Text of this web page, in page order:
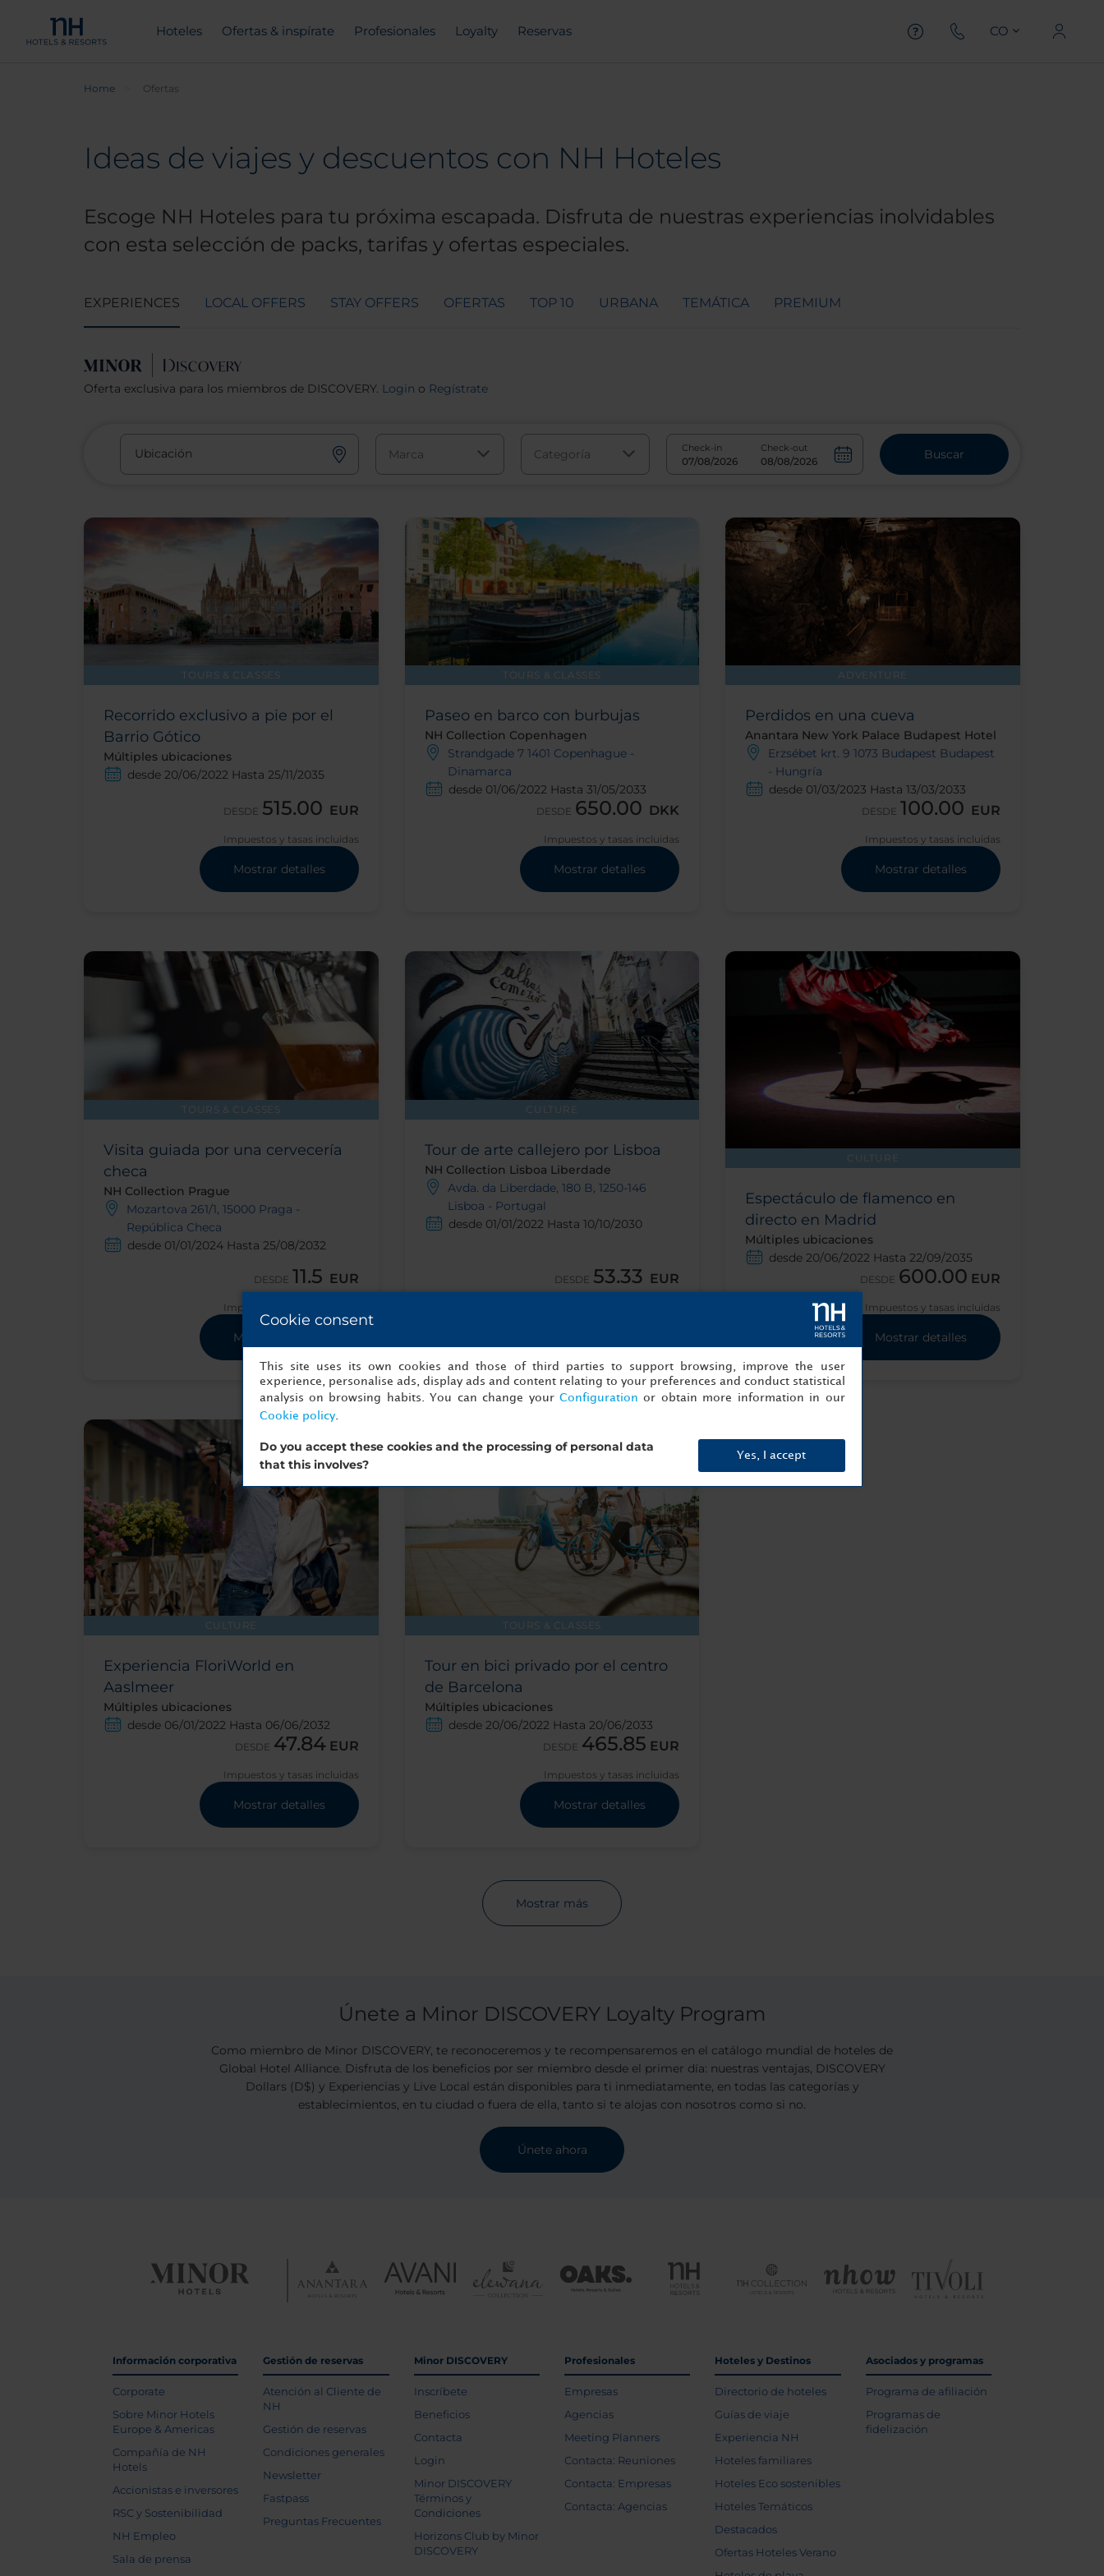
Hoteles Ofertas & inspírate Profesionales Loyalty Reservas CO
Home Ofertas
Ideas de viajes y descuentos con NH Hoteles
Escoge NH Hoteles para tu próxima escapada. Disfruta de nuestras experiencias inolvidables
con esta selección de packs, tarifas y ofertas especiales.
EXPERIENCES LOCAL OFFERS STAY OFFERS OFERTAS TOP 10 URBANA TEMÁTICA PREMIUM
Oferta exclusiva para los miembros de DISCOVERY. Login o Regístrate
Ubicación Marca Categoría Check-in Check-out Buscar
TOURS & CLASSES
Recorrido exclusivo a pie por el
Barrio Gótico
Múltiples ubicaciones
desde 20/06/2022 Hasta 25/11/2035
DESDE 515.00 EUR
Impuestos y tasas incluidas
Mostrar detalles
TOURS & CLASSES
Paseo en barco con burbujas
NH Collection Copenhagen
Strandgade 7 1401 Copenhague -
Dinamarca
desde 01/06/2022 Hasta 31/05/2033
DESDE 650.00 DKK
Impuestos y tasas incluidas
Mostrar detalles
ADVENTURE
Perdidos en una cueva
Anantara New York Palace Budapest Hotel
Erzsébet krt. 9 1073 Budapest Budapest
- Hungría
desde 01/03/2023 Hasta 13/03/2033
DESDE 100.00 EUR
Impuestos y tasas incluidas
Mostrar detalles
TOURS & CLASSES
Visita guiada por una cervecería
checa
NH Collection Prague
Mozartova 261/1, 15000 Praga -
República Checa
desde 01/01/2024 Hasta 25/08/2032
DESDE 11.5 EUR
Impuestos y tasas incluidas
Mostrar detalles
CULTURE
Tour de arte callejero por Lisboa
NH Collection Lisboa Liberdade
Avda. da Liberdade, 180 B, 1250-146
Lisboa - Portugal
desde 01/01/2022 Hasta 10/10/2030
DESDE 53.33 EUR
CULTURE
Espectáculo de flamenco en
directo en Madrid
Múltiples ubicaciones
desde 20/06/2022 Hasta 22/09/2035
DESDE 600.00 EUR
Impuestos y tasas incluidas
Mostrar detalles
CULTURE
Experiencia FloriWorld en
Aaslmeer
Múltiples ubicaciones
desde 06/01/2022 Hasta 06/06/2032
DESDE 47.84 EUR
Impuestos y tasas incluidas
Mostrar detalles
TOURS & CLASSES
Tour en bici privado por el centro
de Barcelona
Múltiples ubicaciones
desde 20/06/2022 Hasta 20/06/2033
DESDE 465.85 EUR
Impuestos y tasas incluidas
Mostrar detalles
Mostrar más
Únete a Minor DISCOVERY Loyalty Program
Como miembro de Minor DISCOVERY, te reconoceremos y te recompensaremos en el catálogo mundial de hoteles de
Global Hotel Alliance. Disfruta de los beneficios por ser miembro desde el primer día: nuestras ventajas, DISCOVERY
Dollars (D$) y Experiencias y Live Local están disponibles para ti inmediatamente, en todas las categorías y
establecimientos, en tu ciudad o fuera de ella, tanto si te alojas con nosotros como si no.
Únete ahora
Información corporativa
Corporate
Sobre Minor Hotels
Europe & Americas
Compañía de NH
Hotels
Accionistas e inversores
RSC y Sostenibilidad
NH Empleo
Sala de prensa
Gestión de reservas
Atención al Cliente de
NH
Gestión de reservas
Condiciones generales
Newsletter
Fastpass
Preguntas Frecuentes
Minor DISCOVERY
Inscríbete
Beneficios
Contacta
Login
Minor DISCOVERY
Términos y
Condiciones
Horizons Club by Minor
DISCOVERY
Profesionales
Empresas
Agencias
Meeting Planners
Contacta: Reuniones
Contacta: Empresas
Contacta: Agencias
Hoteles y Destinos
Directorio de hoteles
Guías de viaje
Experiencia NH
Hoteles familiares
Hoteles Eco sostenibles
Hoteles Temáticos
Destacados
Ofertas Hoteles Verano
Asociados y programas
Programa de afiliación
Programas de
fidelización
Cookie consent
This site uses its own cookies and those of third parties to support browsing, improve the user
experience, personalise ads, display ads and content relating to your preferences and conduct statistical
analysis on browsing habits. You can change your Configuration or obtain more information in our
Cookie policy.
Do you accept these cookies and the processing of personal data
that this involves?
Yes, I accept